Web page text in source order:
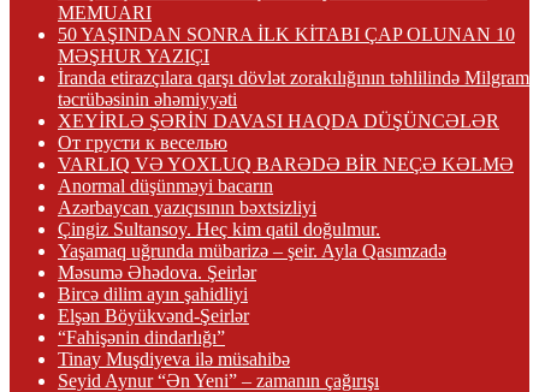
MEMUARI
50 YAŞINDAN SONRA İLK KİTABI ÇAP OLUNAN 10
MƏŞHUR YAZIÇI
İranda etirazçılara qarşı dövlət zorakılığının təhlilində Milgram
təcrübəsinin əhəmiyyəti
XEYİRLƏ ŞƏRİN DAVASI HAQDA DÜŞÜNCƏLƏR
От грусти к веселью
VARLIQ VƏ YOXLUQ BARƏDƏ BİR NEÇƏ KƏLMƏ
Anormal düşünməyi bacarın
Azərbaycan yazıçısının bəxtsizliyi
Çingiz Sultansoy. Heç kim qatil doğulmur.
Yaşamaq uğrunda mübarizə – şeir. Ayla Qasımzadə
Məsumə Əhədova. Şeirlər
Bircə dilim ayın şahidliyi
Elşən Böyükvənd-Şeirlər
“Fahişənin dindarlığı”
Tinay Muşdiyeva ilə müsahibə
Seyid Aynur “Ən Yeni” – zamanın çağırışı